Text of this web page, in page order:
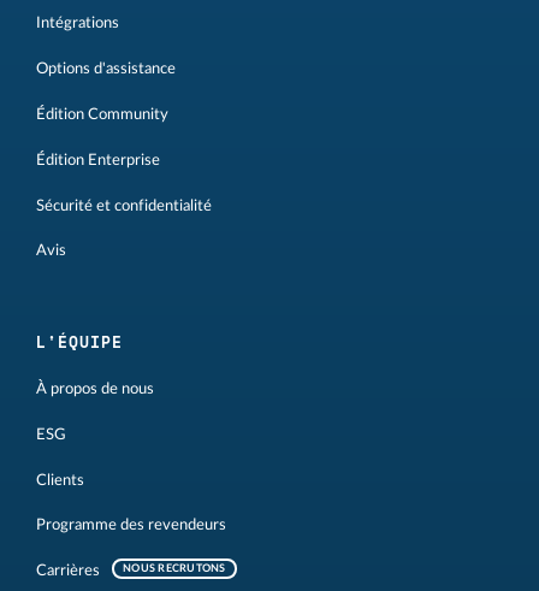
Intégrations
Options d'assistance
Édition Community
Édition Enterprise
Sécurité et confidentialité
Avis
L'ÉQUIPE
À propos de nous
ESG
Clients
Programme des revendeurs
Carrières NOUS RECRUTONS